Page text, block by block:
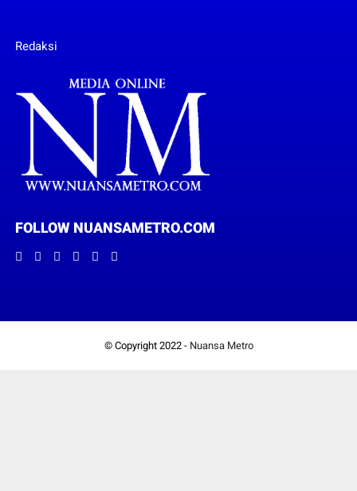
Redaksi
FOLLOW NUANSAMETRO.COM
© Copyright 2022 - Nuansa Metro